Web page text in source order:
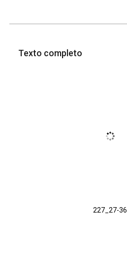
Texto completo
227_27-36